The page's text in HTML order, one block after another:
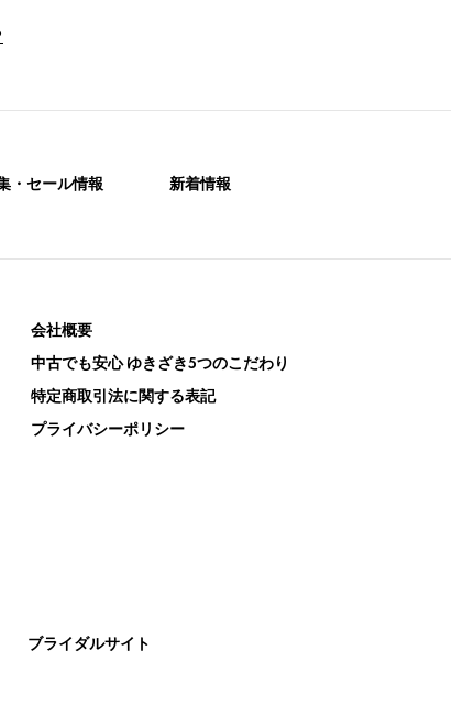
・セール情報 新着情報
会社概要
中古でも安心 ゆきざき5つのこだわり
特定商取引法に関する表記
プライバシーポリシー
ブライダルサイト